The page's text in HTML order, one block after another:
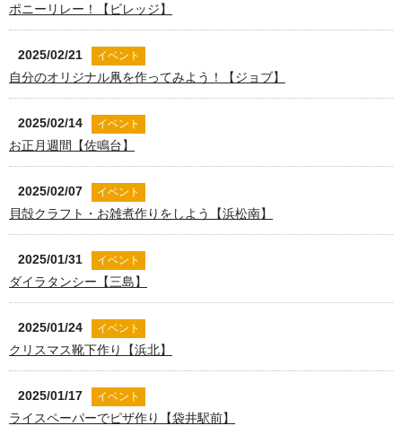
ポニーリレー！【ビレッジ】
2025/02/21 イベント
自分のオリジナル凧を作ってみよう！【ジョブ】
2025/02/14 イベント
お正月週間【佐鳴台】
2025/02/07 イベント
貝殻クラフト・お雑煮作りをしよう【浜松南】
2025/01/31 イベント
ダイラタンシー【三島】
2025/01/24 イベント
クリスマス靴下作り【浜北】
2025/01/17 イベント
ライスペーパーでピザ作り【袋井駅前】